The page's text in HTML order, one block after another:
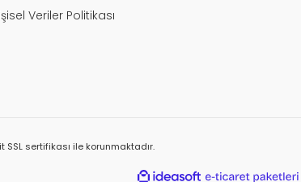
Veriler Politikası
SSL sertifikası ile korunmaktadır.
ideasoft